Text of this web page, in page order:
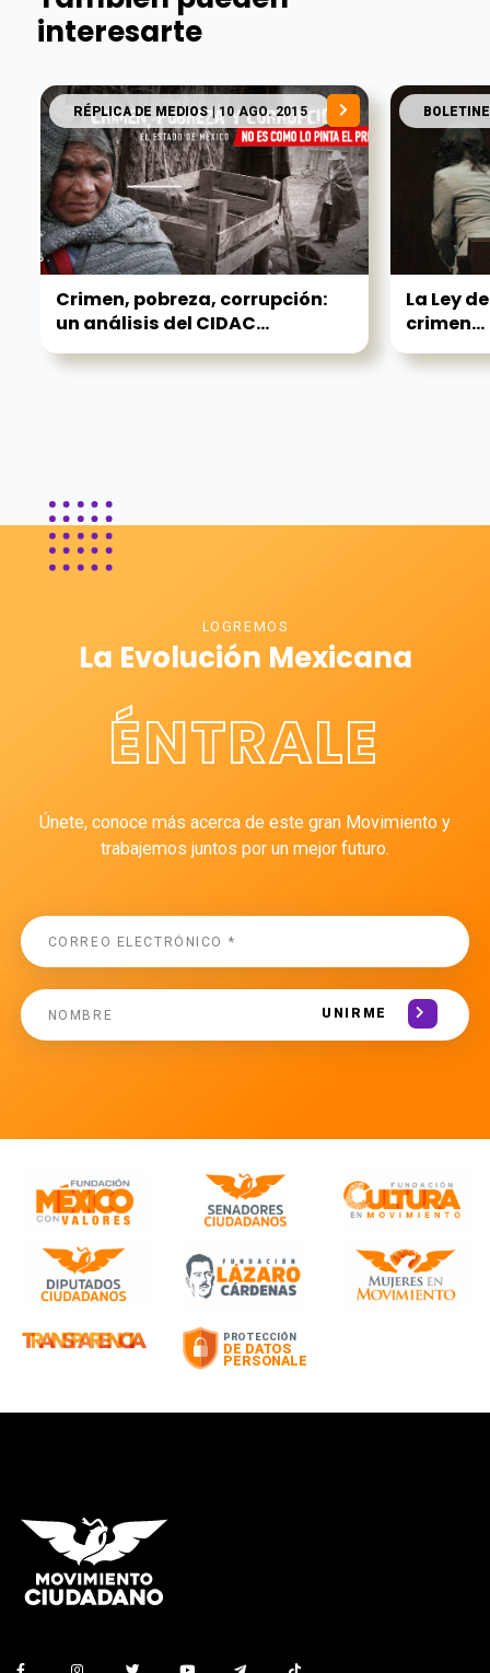
interesarte
RÉPLICA DE MEDIOS| 10 AGO. 2015
Crimen, pobreza, corrupción:
un análisis del CIDAC...
La Ley
crimen...
LOGREMOS
La Evolución Mexicana
ÉNTRALE
Únete, conoce más acerca de este gran Movimiento y
trabajemos juntos por un mejor futuro.
UNIRME